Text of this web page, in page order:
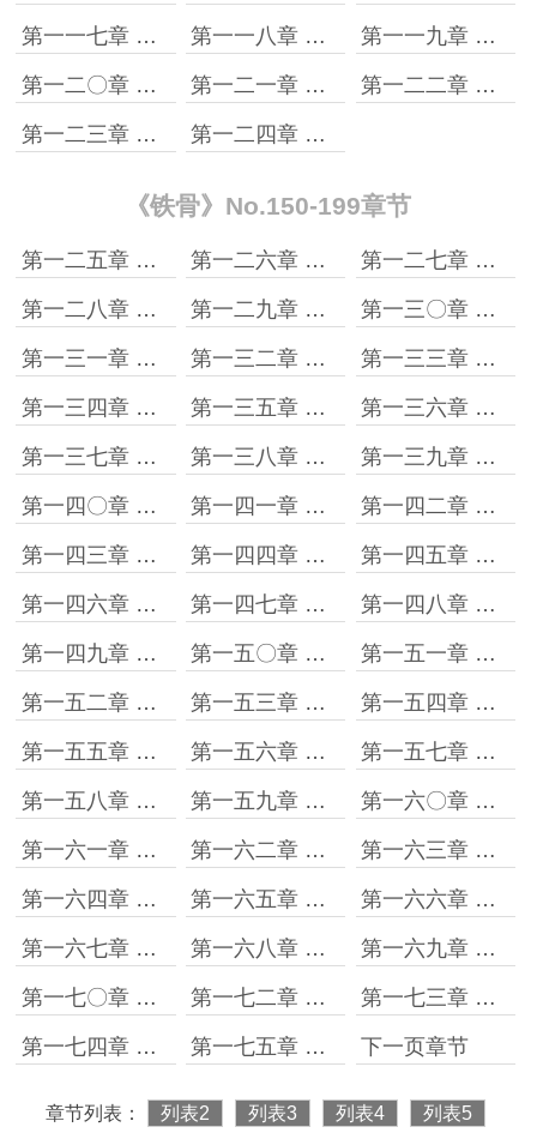
第一一七章 峰回路转雾茫茫 第一一八章 只可意会不可言传 第一一九章 计划没有变化快
第一二〇章 兵强马壮的模范营 第一二一章 浏阳河上的歌声 第一二二章 黄雀在后
第一二三章 雁过也要拔根毛 第一二四章 提高士气的途径
《铁骨》No.150-199章节
第一二五章 望风披靡的敌军 第一二六章 初露锋芒 第一二七章 不服就来试试
第一二八章 藏龙卧虎铜鼓城 第一二九章 威震百里模范营 第一三〇章 缘分这玩意儿
第一三一章 惺惺惜惺惺 第一三二章 环环相扣计中计 第一三三章 因时而变
第一三四章 扬威奉新城 第一三五章 一刻不能停下来 第一三六章 秉烛夜谈
第一三七章 形势急转直下 第一三八章 俘获人心 第一三九章 有容乃大
第一四〇章 不看不知道一看吓一跳 第一四一章 战场如商场 第一四二章 流水的营盘铁打的兵
第一四三章 在总司令身边的日子 第一四四章 由不得你不信 第一四五章 牛刀小试显奇效
第一四六章 独具慧眼的副总长 第一四七章 尽在不言中 第一四八章 未雨绸缪
第一四九章 力挽狂澜［上］ 第一五〇章 力挽狂澜［中］ 第一五一章 力挽狂澜［下］
第一五二章 血脉里流着什么样的血 第一五三章 战争催人成熟 第一五四章 各显神通
第一五五章 不服不行 第一五六章 只能意会的算计 第一五七章 杀伐决断立军威
第一五八章 大义凛然 第一五九章 水至清则无鱼 第一六〇章 各打各的算盘
第一六一章 徐徐进逼 第一六二章 阵前宝马 第一六三章 英雄泪满襟
第一六四章 当一回县太爷 第一六五章 偶遇 第一六六章 生财有道
第一六七章 大炮一响黄金万两 第一六八章 庆典与法场 第一六九章 哪里都有能人啊
第一七〇章 总为他人做嫁衣+第一七一章 得失之间 第一七二章 饿死胆小的 第一七三章 道合而志不同
第一七四章 又演又练 第一七五章 细微之处见功夫 下一页章节
章节列表： 列表2 列表3 列表4 列表5